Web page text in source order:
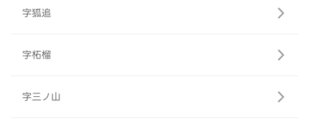
字狐追
字柘榴
字三ノ山